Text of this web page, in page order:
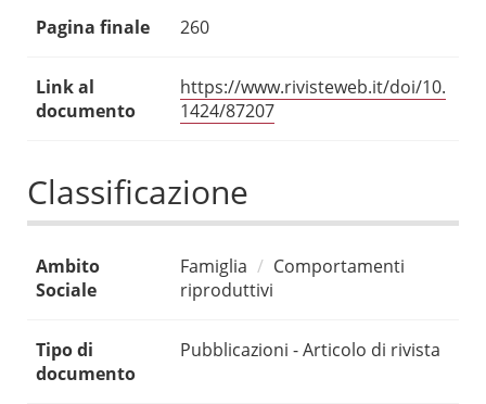
Pagina finale 260
Link al
documento
https://www.rivisteweb.it/doi/10.
1424/87207
Classificazione
Ambito
Sociale
Famiglia
Comportamenti
riproduttivi
Tipo di
documento
Pubblicazioni - Articolo di rivista